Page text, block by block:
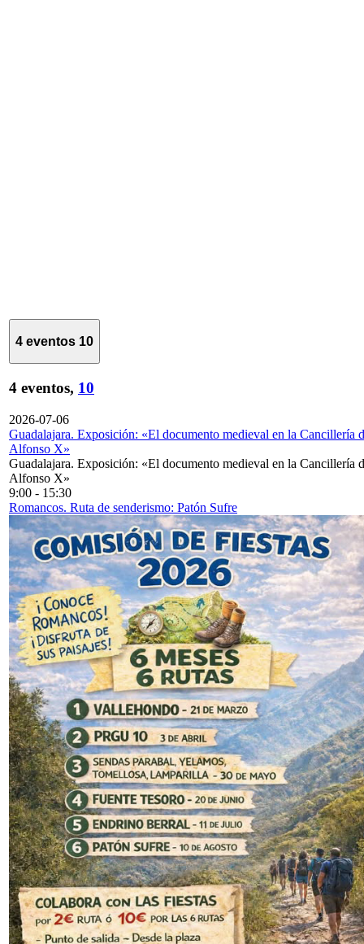
4 eventos 10
4 eventos, 10
2026-07-06
Guadalajara. Exposición: «El documento medieval en la Cancillería
Alfonso X»
Guadalajara. Exposición: «El documento medieval en la Cancillería
Alfonso X»
9:00 - 15:30
Romancos. Ruta de senderismo: Patón Sufre